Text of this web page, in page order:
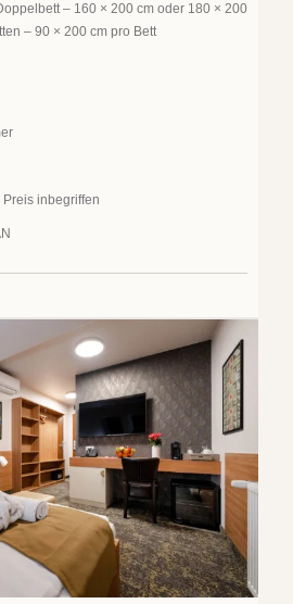
– 160 × 200 cm oder 180 × 200
– 90 × 200 cm pro Bett
Preis inbegriffen